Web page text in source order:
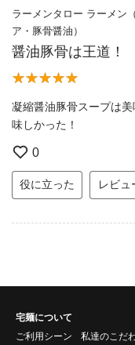
ラーメンタロー ラーメン
ア・豚骨醤油）
醤油豚骨は王道！
凝縮醤油豚骨スープは
味しかった！
0
役に立った レビュ
宅麺について
ご利用シーン
私達のこだ